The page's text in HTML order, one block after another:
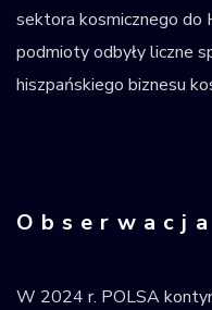
sektora kosmicznego do
podmioty odbyły liczne
hiszpańskiego biznesu
W 2024 r. POLSA